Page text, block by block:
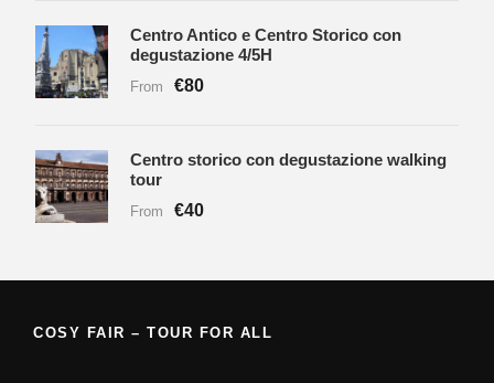
Centro Antico e Centro Storico con
degustazione 4/5H
From €80
Centro storico con degustazione walking
tour
From €40
COSY FAIR – TOUR FOR ALL